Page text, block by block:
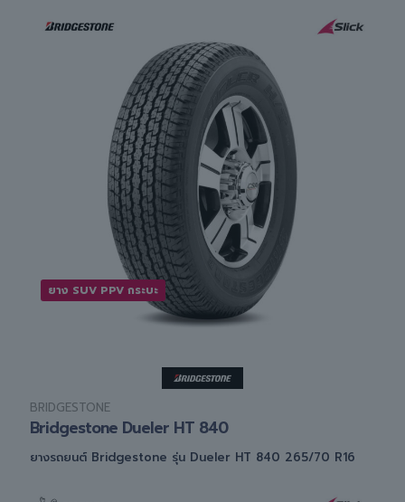
ยาง SUV PPV กระบะ
BRIDGESTONE
Bridgestone Dueler HT 840
ยางรถยนต์ Bridgestone รุ่น Dueler HT 840 265/70 R16